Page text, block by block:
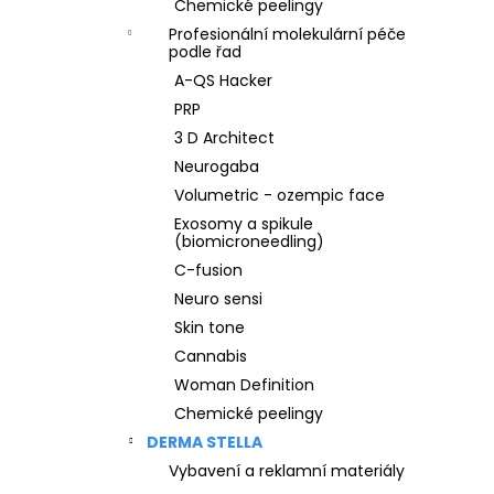
Chemické peelingy
Profesionální molekulární péče
podle řad
A-QS Hacker
PRP
3 D Architect
Neurogaba
Volumetric - ozempic face
Exosomy a spikule
(biomicroneedling)
C-fusion
Neuro sensi
Skin tone
Cannabis
Woman Definition
Chemické peelingy
DERMA STELLA
Vybavení a reklamní materiály